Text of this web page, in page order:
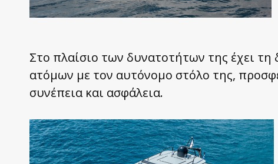
Στο πλαίσιο των δυνατοτήτων της έχει
ατόμων με τον αυτόνομο στόλο της,
συνέπεια και ασφάλεια.